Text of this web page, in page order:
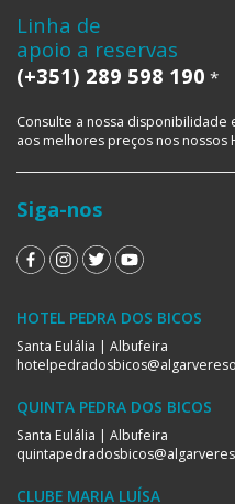
Linha de
apoio a reservas
(+351) 289 598 190 *
Consulte a nossa disponibilidade
aos melhores preços nos nossos
Siga-nos
HOTEL PEDRA DOS BICOS
Santa Eulália | Albufeira
QUINTA PEDRA DOS BICOS
Santa Eulália | Albufeira
CLUBE MARIA LUÍSA